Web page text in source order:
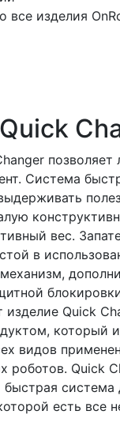
все изделия
позволяет
Система
вес.
в
Quick
который
видов
роботов. Quick
быстрая система
есть все